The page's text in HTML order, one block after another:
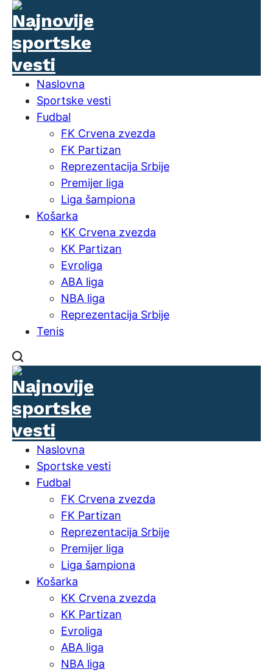
Naslovna
Sportske vesti
Fudbal
FK Crvena zvezda
FK Partizan
Reprezentacija Srbije
Premijer liga
Liga šampiona
Košarka
KK Crvena zvezda
KK Partizan
Evroliga
ABA liga
NBA liga
Reprezentacija Srbije
Tenis
Naslovna
Sportske vesti
Fudbal
FK Crvena zvezda
FK Partizan
Reprezentacija Srbije
Premijer liga
Liga šampiona
Košarka
KK Crvena zvezda
KK Partizan
Evroliga
ABA liga
NBA liga